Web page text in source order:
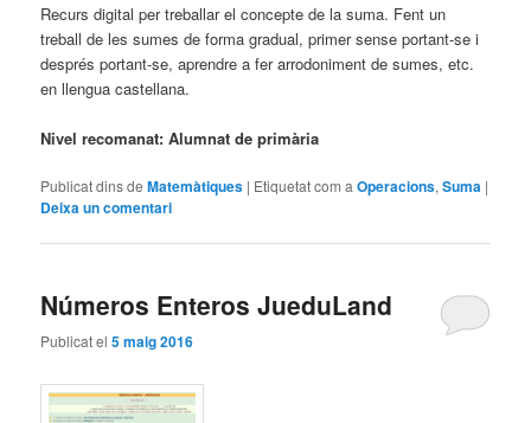
Recurs digital per treballar el concepte de la suma. Fent un
treball de les sumes de forma gradual, primer sense portant-se i
després portant-se, aprendre a fer arrodoniment de sumes, etc.
en llengua castellana.
Nivel recomanat: Alumnat de primària
Publicat dins de Matemàtiques | Etiquetat com a Operacions,Suma |
Deixa un comentari
Números Enteros JueduLand
Publicat el5 maig 2016